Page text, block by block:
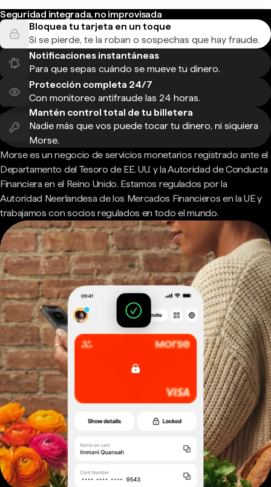
Seguridad integrada, no improvisada
Bloquea tu tarjeta en un toque
Si se pierde, te la roban o sospechas que hay fraude.
Notificaciones instantáneas
Para que sepas cuándo se mueve tu dinero.
Protección completa 24/7
Con monitoreo antifraude las 24 horas.
Mantén control total de tu billetera
Nadie más que vos puede tocar tu dinero, ni siquiera
Morse.
Morse es un negocio de servicios monetarios registrado ante el
Departamento del Tesoro de EE. UU. y la Autoridad de Conducta
Financiera en el Reino Unido. Estamos regulados por la
Autoridad Neerlandesa de los Mercados Financieros en la UE y
trabajamos con socios regulados en todo el mundo.